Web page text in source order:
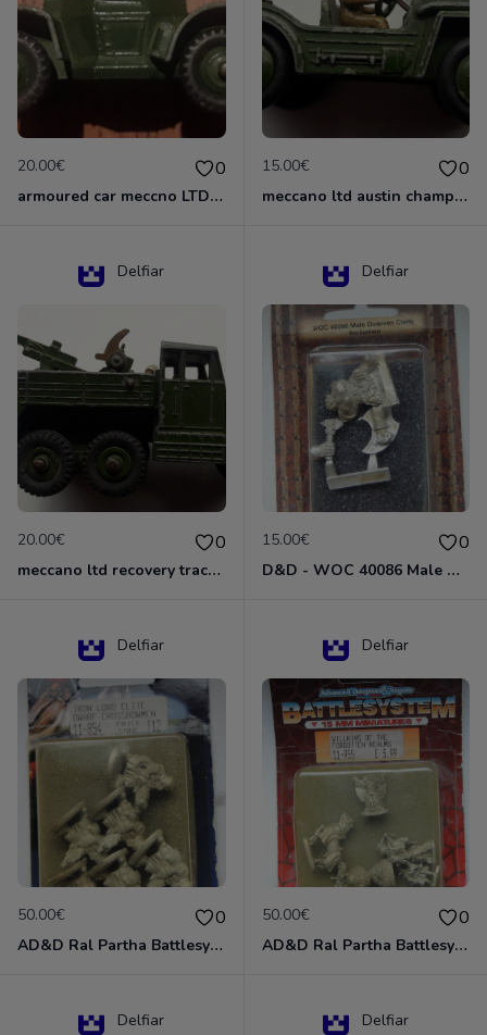
20.00€ 0
armoured car meccno LTD N°670
15.00€ 0
meccano ltd austin champ N°674
Delfiar
20.00€ 0
meccano ltd recovery tractor N°661
Delfiar
15.00€ 0
D&D - WOC 40086 Male Dwarven Cleric Miniature - Donjons Dragons
Delfiar
50.00€ 0
AD&D Ral Partha Battlesystem Miniatures Pack Iron Lord Dwarf Crossbowmen 11-854
Delfiar
50.00€ 0
AD&D Ral Partha Battlesystem Villains/Forgotten Realms 11-955 Miniatures
Delfiar Delfiar